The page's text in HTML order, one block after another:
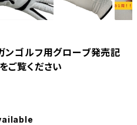
ゴルフ用グローブ発売記
ご覧ください